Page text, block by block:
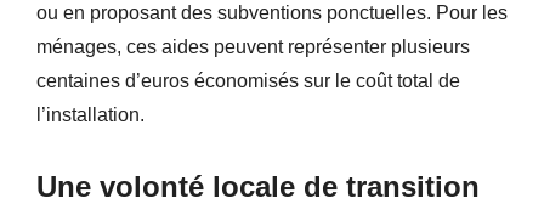
ou en proposant des subventions ponctuelles. Pour les
ménages, ces aides peuvent représenter plusieurs
centaines d’euros économisés sur le coût total de
l’installation.
Une volonté locale de transition